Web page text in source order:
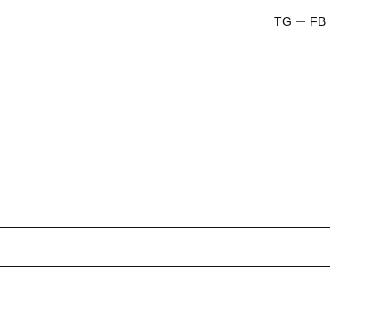
FB
TG